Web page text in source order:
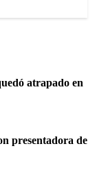
atrapado en
presentadora de